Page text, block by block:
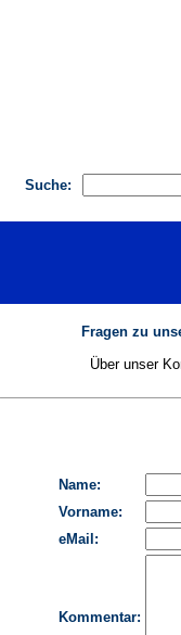
Suche:
Fragen zu
Über unser